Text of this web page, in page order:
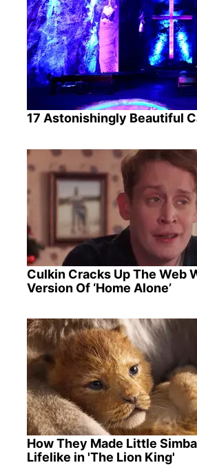
17 Astonishingly Beautiful
Culkin Cracks Up The Web
Version Of ‘Home Alone’
How They Made Little
Lifelike in 'The Lion King'